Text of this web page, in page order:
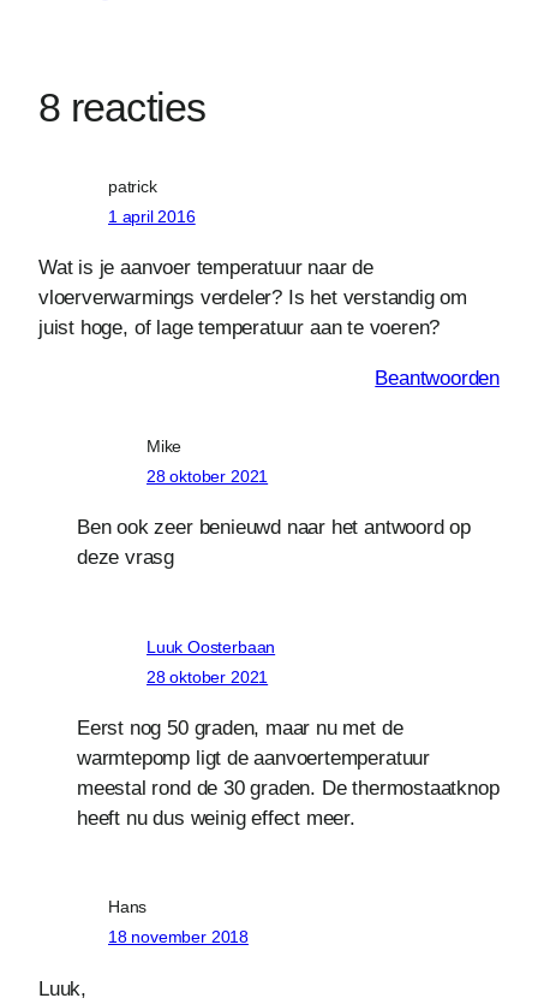
8 reacties
patrick
1 april 2016
Wat is je aanvoer temperatuur naar de
vloerverwarmings verdeler? Is het verstandig om
juist hoge, of lage temperatuur aan te voeren?
Beantwoorden
Mike
28 oktober 2021
Ben ook zeer benieuwd naar het antwoord op
deze vrasg
Luuk Oosterbaan
28 oktober 2021
Eerst nog 50 graden, maar nu met de
warmtepomp ligt de aanvoertemperatuur
meestal rond de 30 graden. De thermostaatknop
heeft nu dus weinig effect meer.
Hans
18 november 2018
Luuk,